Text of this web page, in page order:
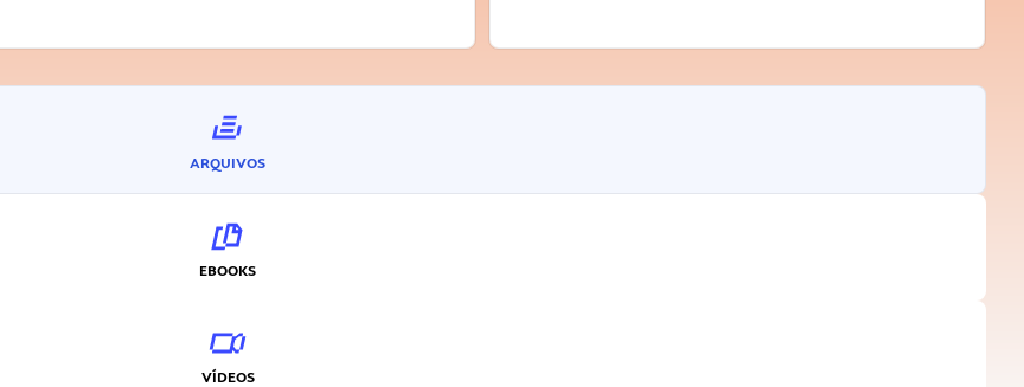
ARQUIVOS
EBOOKS
VÍDEOS